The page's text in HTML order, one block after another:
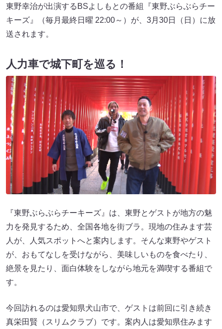
東野幸治が出演するBSよしもとの番組『東野ぶらぶらチー
キーズ』（毎月最終日曜 22:00～）が、3月30日（日）に放
送されます。
人力車で城下町を巡る！
『東野ぶらぶらチーキーズ』は、東野とゲストが地方の魅
力を発見するため、全国各地を街ブラ。現地の住みます芸
人が、人気スポットへと案内します。そんな東野やゲスト
が、おもてなしを受けながら、美味しいものを食べたり、
絶景を見たり、面白体験をしながら地元を満喫する番組で
す。
今回訪れるのは愛知県犬山市で、ゲストは前回に引き続き
真栄田賢（スリムクラブ）です。案内人は愛知県住みます